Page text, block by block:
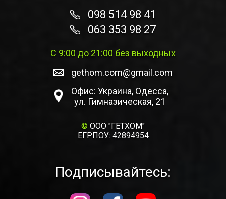
098 514 98 41
063 353 98 27
С 9:00 до 21:00 без выходных
gethom.com@gmail.com
Офис: Украина, Одесса,
ул. Гимназическая, 21
© ООО "ГЕТХОМ"
ЕГРПОУ: 42894954
Подписывайтесь: